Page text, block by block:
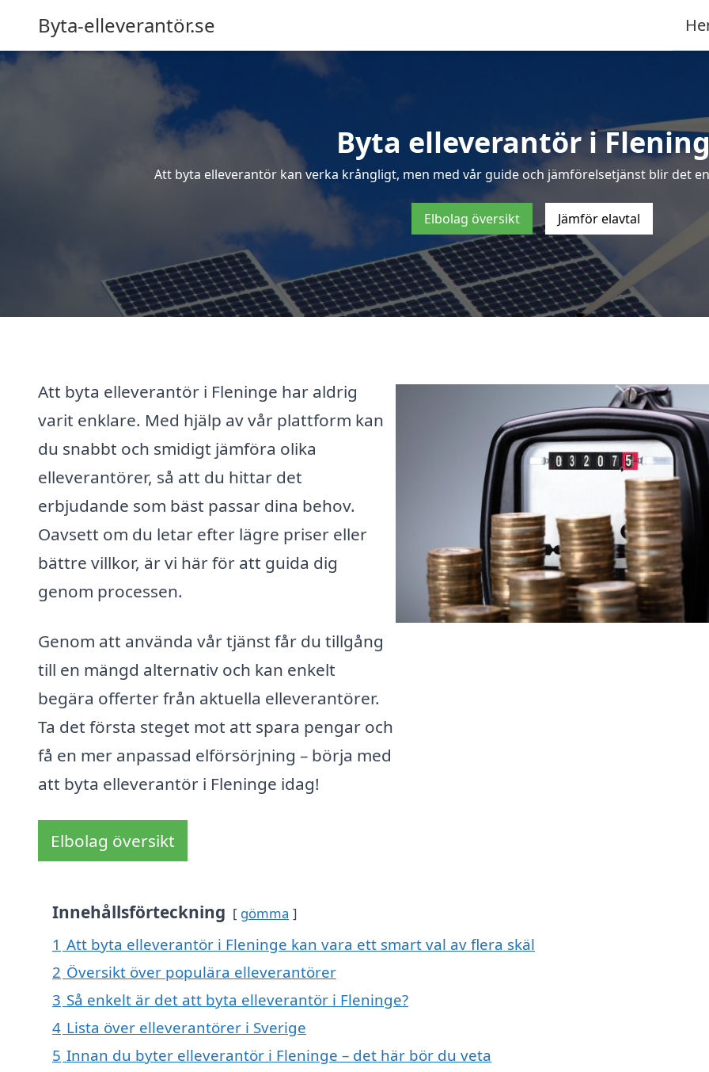
Byta-elleverantör.se
Byta elleverantör i
Att byta elleverantör kan verka krångligt, men med vår guide och jämförelsetjänst blir det
Elbolag översikt Jämför elavtal
Att byta elleverantör i Fleninge har aldrig
varit enklare. Med hjälp av vår plattform kan
du snabbt och smidigt jämföra olika
elleverantörer, så att du hittar det
erbjudande som bäst passar dina behov.
Oavsett om du letar efter lägre priser eller
bättre villkor, är vi här för att guida dig
genom processen.
Genom att använda vår tjänst får du tillgång
till en mängd alternativ och kan enkelt
begära offerter från aktuella elleverantörer.
Ta det första steget mot att spara pengar och
få en mer anpassad elförsörjning – börja med
att byta elleverantör i Fleninge idag!
Elbolag översikt
Innehållsförteckning gömma
1 Att byta elleverantör i Fleninge kan vara ett smart val av flera skäl
2 Översikt över populära elleverantörer
3 Så enkelt är det att byta elleverantör i Fleninge?
4 Lista över elleverantörer i Sverige
5 Innan du byter elleverantör i Fleninge – det här bör du veta